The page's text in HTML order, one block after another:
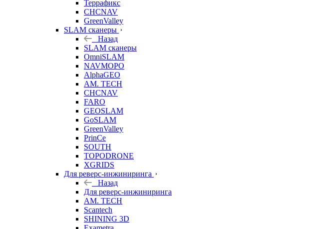
Террафикс
CHCNAV
GreenValley
SLAM сканеры
Назад
SLAM сканеры
OmniSLAM
NAVMOPO
AlphaGEO
AM. TECH
CHCNAV
FARO
GEOSLAM
GoSLAM
GreenValley
PrinCe
SOUTH
TOPODRONE
XGRIDS
Для реверс-инжиниринга
Назад
Для реверс-инжиниринга
AM. TECH
Scantech
SHINING 3D